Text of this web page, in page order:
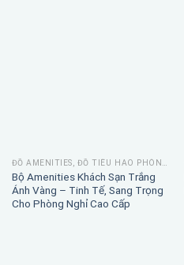
ĐỒ AMENITIES, ĐỒ TIÊU HAO PHÒNG TẮM
Bộ Amenities Khách Sạn Trắng
Ánh Vàng – Tinh Tế, Sang Trọng
Cho Phòng Nghỉ Cao Cấp